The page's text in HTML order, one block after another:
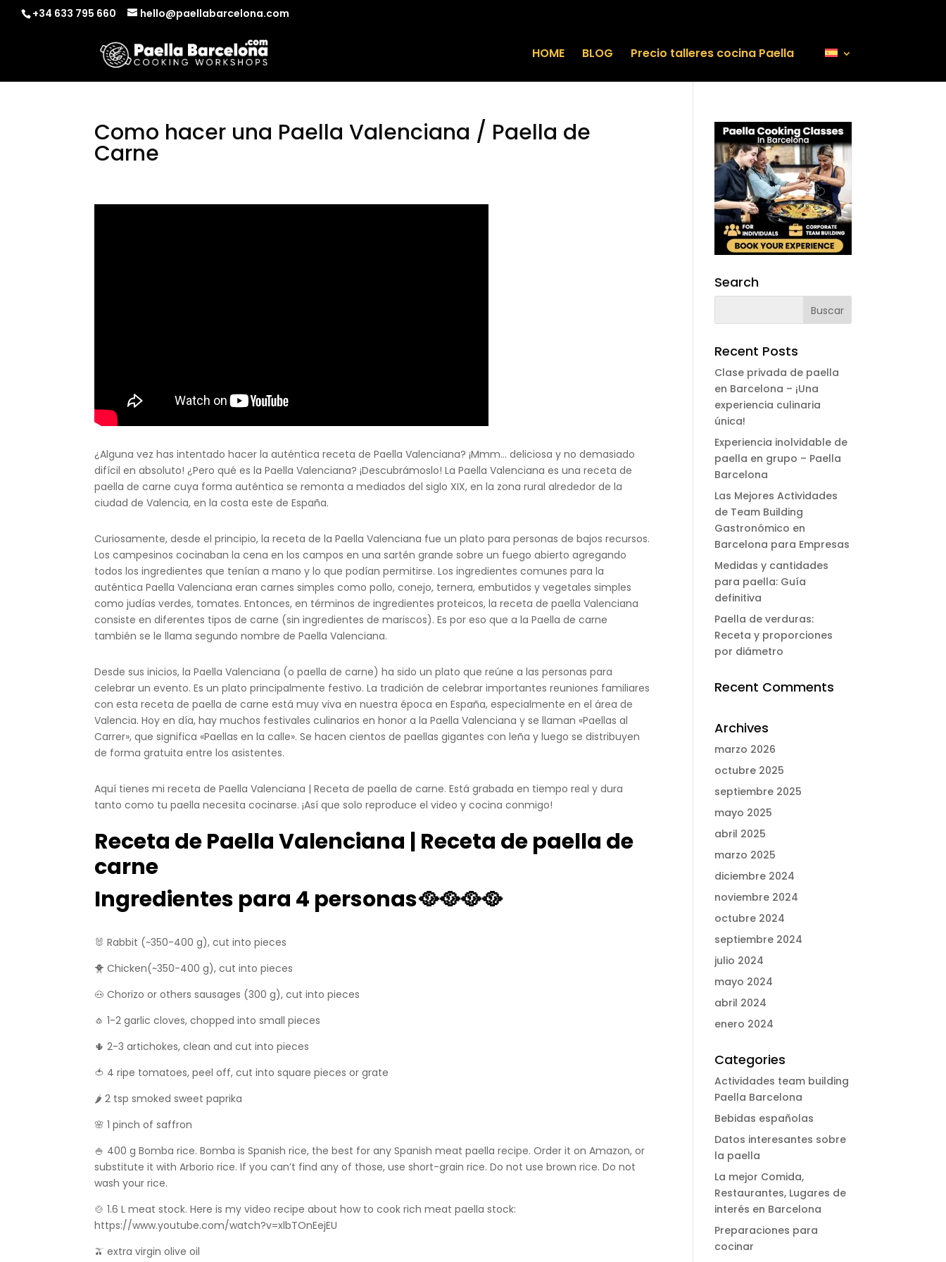
+34 633 795 660 hello@paellabarcelona.com
HOME BLOG Precio talleres cocina Paella
Como hacer una Paella Valenciana / Paella de
Carne
¿Alguna vez has intentado hacer la auténtica receta de Paella Valenciana? ¡Mmm… deliciosa y no demasiado
difícil en absoluto! ¿Pero qué es la Paella Valenciana? ¡Descubrámoslo! La Paella Valenciana es una receta de
paella de carne cuya forma auténtica se remonta a mediados del siglo XIX, en la zona rural alrededor de la
ciudad de Valencia, en la costa este de España.
Curiosamente, desde el principio, la receta de la Paella Valenciana fue un plato para personas de bajos recursos.
Los campesinos cocinaban la cena en los campos en una sartén grande sobre un fuego abierto agregando
todos los ingredientes que tenían a mano y lo que podían permitirse. Los ingredientes comunes para la
auténtica Paella Valenciana eran carnes simples como pollo, conejo, ternera, embutidos y vegetales simples
como judías verdes, tomates. Entonces, en términos de ingredientes proteicos, la receta de paella Valenciana
consiste en diferentes tipos de carne (sin ingredientes de mariscos). Es por eso que a la Paella de carne
también se le llama segundo nombre de Paella Valenciana.
Desde sus inicios, la Paella Valenciana (o paella de carne) ha sido un plato que reúne a las personas para
celebrar un evento. Es un plato principalmente festivo. La tradición de celebrar importantes reuniones familiares
con esta receta de paella de carne está muy viva en nuestra época en España, especialmente en el área de
Valencia. Hoy en día, hay muchos festivales culinarios en honor a la Paella Valenciana y se llaman «Paellas al
Carrer», que significa «Paellas en la calle». Se hacen cientos de paellas gigantes con leña y luego se distribuyen
de forma gratuita entre los asistentes.
Aquí tienes mi receta de Paella Valenciana | Receta de paella de carne. Está grabada en tiempo real y dura
tanto como tu paella necesita cocinarse. ¡Así que solo reproduce el video y cocina conmigo!
Receta de Paella Valenciana | Receta de paella de
carne
Ingredientes para 4 personas🥘🥘🥘🥘
🐰 Rabbit (~350-400 g), cut into pieces
🐥 Chicken(~350-400 g), cut into pieces
🐽 Chorizo or others sausages (300 g), cut into pieces
🧄 1-2 garlic cloves, chopped into small pieces
🌵 2-3 artichokes, clean and cut into pieces
🍅 4 ripe tomatoes, peel off, cut into square pieces or grate
🌶 2 tsp smoked sweet paprika
🌸 1 pinch of saffron
🍚 400 g Bomba rice. Bomba is Spanish rice, the best for any Spanish meat paella recipe. Order it on Amazon, or
substitute it with Arborio rice. If you can’t find any of those, use short-grain rice. Do not use brown rice. Do not
wash your rice.
🍲 1.6 L meat stock. Here is my video recipe about how to cook rich meat paella stock:
https://www.youtube.com/watch?v=xlbTOnEejEU
🫒 extra virgin olive oil
Search
Recent Posts
Clase privada de paella
en Barcelona – ¡Una
experiencia culinaria
única!
Experiencia inolvidable de
paella en grupo – Paella
Barcelona
Las Mejores Actividades
de Team Building
Gastronómico en
Barcelona para Empresas
Medidas y cantidades
para paella: Guía
definitiva
Paella de verduras:
Receta y proporciones
por diámetro
Recent Comments
Archives
marzo 2026
octubre 2025
septiembre 2025
mayo 2025
abril 2025
marzo 2025
diciembre 2024
noviembre 2024
octubre 2024
septiembre 2024
julio 2024
mayo 2024
abril 2024
enero 2024
Categories
Actividades team building
Paella Barcelona
Bebidas españolas
Datos interesantes sobre
la paella
La mejor Comida,
Restaurantes, Lugares de
interés en Barcelona
Preparaciones para
cocinar